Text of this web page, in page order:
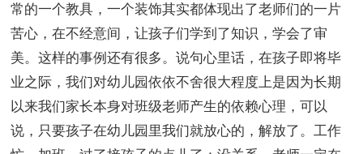
常的一个教具，一个装饰其实都体现出了老师们的一片
苦心，在不经意间，让孩子们学到了知识，学会了审
美。这样的事例还有很多。说句心里话，在孩子即将毕
业之际，我们对幼儿园依依不舍很大程度上是因为长期
以来我们家长本身对班级老师产生的依赖心理，可以
说，只要孩子在幼儿园里我们就放心的，解放了。工作